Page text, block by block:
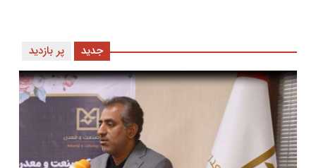
پر بازدید جدید